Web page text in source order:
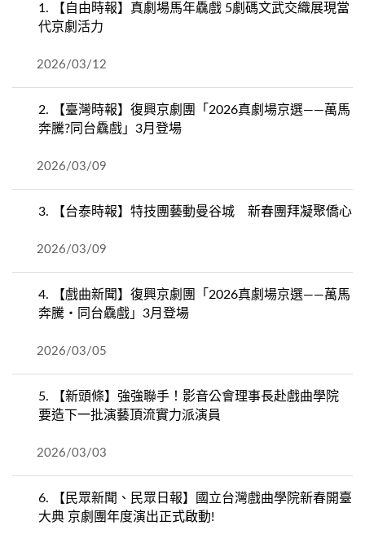
1.
【自由時報】真劇場馬年驫戲 5劇碼文武交織展現當
代京劇活力
2026/03/12
2.
【臺灣時報】復興京劇團「2026真劇場京選——萬馬
奔騰?同台驫戲」3月登場
2026/03/09
3. 【台泰時報】特技團藝動曼谷城 新春團拜凝聚僑心
2026/03/09
4.
【戲曲新聞】復興京劇團「2026真劇場京選——萬馬
奔騰・同台驫戲」3月登場
2026/03/05
5.
【新頭條】強強聯手！影音公會理事長赴戲曲學院
要造下一批演藝頂流實力派演員
2026/03/03
6.
【民眾新聞、民眾日報】國立台灣戲曲學院新春開臺
大典 京劇團年度演出正式啟動!